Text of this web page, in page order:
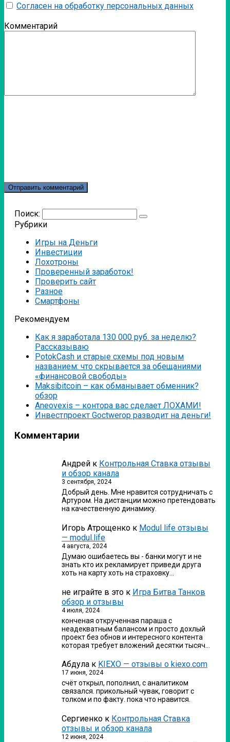
Согласен на обработку персональных данных
Комментарий
Поиск:
Рубрики
Игры на Деньги
Инвестиции
Лохотроны
Проверенный заработок!
Проверить сайт
Разное
Смартфоны
Рекомендуем
Как я заработала 130 000 руб. за неделю?
Рассказываю
PotokCash и старые схемы под новым
названием: что скрывается за обещаниями
«финансовой свободы»
Мaksibitcoin – как обманывает обменник?
обзор
Аneovexis – контора вас сделает ЛОХАМИ!
Инвестпроект Goctwerop разводит на деньги!
Комментарии
Андрей к Контрольная Ставка отзывы
и обзор канала
3 сентября, 2024
Добрый день. Мне нравится сотрудничать с
Артуром. На дистанции можно претендовать
на качественную динамику.
Игорь Атрощенко к Modul life отзывы
— modul.life
4 августа, 2024
Думаю ошибаетесь вы - банки могут и не
знать кто их рекламирует приведи друга
хоть на карту хоть на страховку…
не играйте в это к Игра Битва Танков
обзор и отзывы
4 июля, 2024
конченая открученная параша с
неадекватным балансом и просто дохлый
проект без обнов и интересного контента
которая требует вложений десятки тысяч…
Абдула к KIEXO — отзывы о kiexo.com
17 июня, 2024
счёт открыл, пополнил, с аналитиком
связался. прикольный чувак, говорит с
толком и по факту. пока что нравится.
Сергиенко к Контрольная Ставка
отзывы и обзор канала
12 июня, 2024